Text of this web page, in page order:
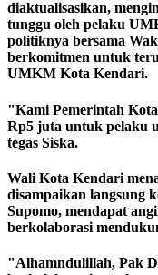
diaktualisasikan,
tunggu oleh pelaku
politiknya bersama
berkomitmen untuk
UMKM Kota Kendari.
"Kami Pemerintah
Rp5 juta untuk pelaku
tegas Siska.
Wali Kota Kendari
disampaikan langsung
Supomo, mendapat
berkolaborasi
"Alhamndulillah, Pak